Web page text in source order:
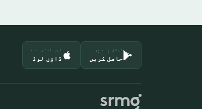
گوگل پلے پر
حاصل کریں
ایپ اسٹور سے
ڈاؤن لوڈ